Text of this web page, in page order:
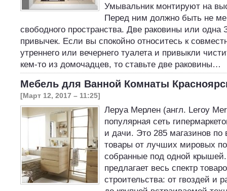
Умывальник монтируют на
Перед ним должно быть не
свободного пространства. Две раковины или одна
привычек. Если вы спокойно относитесь к
утреннего или вечернего туалета и привыкли
кем-то из домочадцев, то ставьте две раковины…
Мебель для Ванной Комнаты
[Март 12, 2017 – 11:25]
Леруа Мерлен (англ. Leroy
популярная сеть
и дачи. Это 285 магазинов по
товары от лучших мировых
собранные под одной
предлагает весь спектр
строительства: от гвоздей и